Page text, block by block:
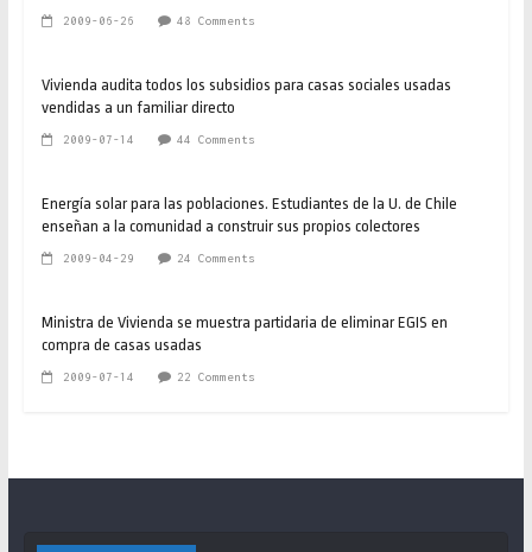
2009-06-26 48 Comments
Vivienda audita todos los subsidios para casas sociales usadas
vendidas a un familiar directo
2009-07-14 44 Comments
Energía solar para las poblaciones. Estudiantes de la U. de Chile
enseñan a la comunidad a construir sus propios colectores
2009-04-29 24 Comments
Ministra de Vivienda se muestra partidaria de eliminar EGIS en
compra de casas usadas
2009-07-14 22 Comments